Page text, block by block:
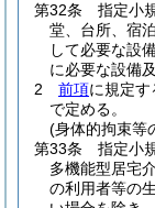
第32条
指定小
堂、台所、宿
して必要な設
に必要な設備
2
前項に規定す
で定める。
(身体的拘束等
第33条
指定小
多機能型居宅
の利用者等の